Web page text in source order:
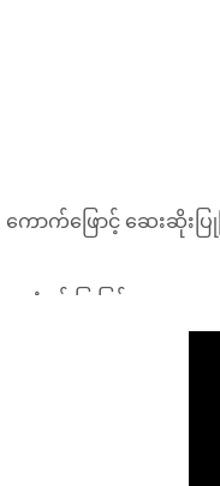
ာက်ဖြောင့် ဆေးဆိုးပြု
ပြုပြင်တာတွေများပ
ယ်လွယ်ကူကု ပေါင်းတင်လို့